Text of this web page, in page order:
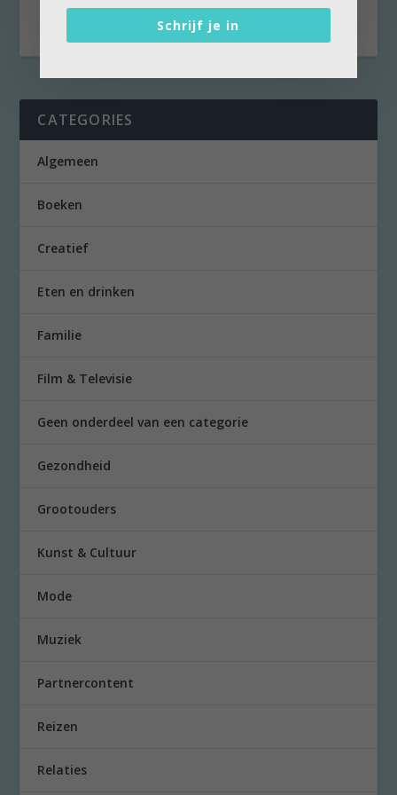
menu.
CATEGORIES
Algemeen
Boeken
Creatief
Eten en drinken
Familie
Film & Televisie
Geen onderdeel van een categorie
Gezondheid
Grootouders
Kunst & Cultuur
Mode
Muziek
Partnercontent
Reizen
Relaties
Schrijf je in